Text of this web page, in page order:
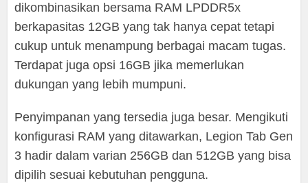
dikombinasikan bersama RAM LPDDR5x
berkapasitas 12GB yang tak hanya cepat tetapi
cukup untuk menampung berbagai macam tugas.
Terdapat juga opsi 16GB jika memerlukan
dukungan yang lebih mumpuni.
Penyimpanan yang tersedia juga besar. Mengikuti
konfigurasi RAM yang ditawarkan, Legion Tab Gen
3 hadir dalam varian 256GB dan 512GB yang bisa
dipilih sesuai kebutuhan pengguna.